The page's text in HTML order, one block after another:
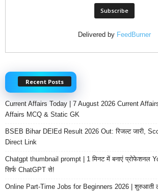
Delivered by FeedBurner
Recent Posts
Current Affairs Today | 7 August 2026 Current
Affairs MCQ & Static GK
BSEB Bihar DElEd Result 2026 Out: रिजल्ट जारी,
Direct Link
Chatgpt thumbnail prompt | 1 मिनट में बनाएं प्रोफेशनल
सिर्फ ChatGPT से!
Online Part-Time Jobs for Beginners 2026 | शुरुआती